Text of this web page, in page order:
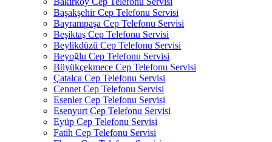
Başakşehir Cep Telefonu Servisi
Bayrampaşa Cep Telefonu Servisi
Beşiktaş Cep Telefonu Servisi
Beylikdüzü Cep Telefonu Servisi
Beyoğlu Cep Telefonu Servisi
Büyükçekmece Cep Telefonu Servisi
Çatalca Cep Telefonu Servisi
Cennet Cep Telefonu Servisi
Esenler Cep Telefonu Servisi
Esenyurt Cep Telefonu Servisi
Eyüp Cep Telefonu Servisi
Fatih Cep Telefonu Servisi